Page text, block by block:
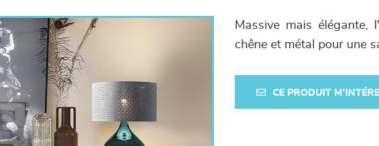
Massive mais élégante,
chêne et métal pour une
CE PRODUIT